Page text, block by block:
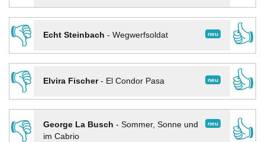
👎
neu
Echt Steinbach - Wegwerfsoldat
👍
👎
neu
Elvira Fischer- El Condor Pasa
👍
👎
neu
George La Busch - Sommer, Sonne und
im Cabrio
👍